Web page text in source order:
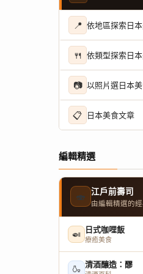
📍 依地區探索日
🍴 依類型探索日
📷 以照片選日本
📋 日本美食文章
編輯精選
🍣 江戶前壽司
由編輯精選的
🍛 日式咖哩飯
療癒美食
🍶 清酒釀造：醪